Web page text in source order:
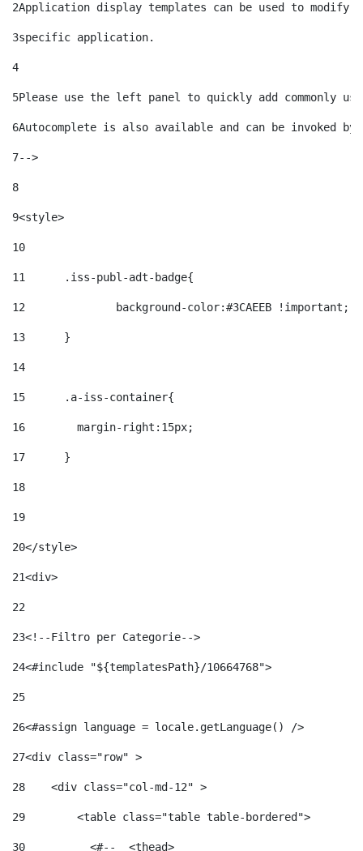
2Application display templates can be used to
3specific application.
4
5Please use the left panel to quickly add commonly
6Autocomplete is also available and can be invoked
7-->
8
9<style>
10
11
	.iss-publ-adt-badge{
12
		background-color:#3CAEEB !important;
13
	}
14
15
	.a-iss-container{
16
	  margin-right:15px;
17
	}
18
19
20</style>
21<div>
22
23<!--Filtro per Categorie-->
24
25
26<#assign language = locale.getLanguage() />
27<div class="row" >
28
    <div class="col-md-12" >
29
        <table class="table table-bordered">
30
          <#--  <thead>